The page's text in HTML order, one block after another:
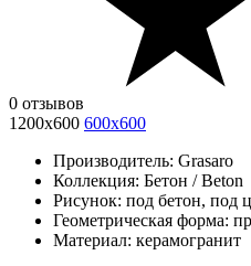
0 отзывов
1200x600 600x600
Производитель: Grasaro
Коллекция: Бетон / Beton
Рисунок: под бетон, под
Геометрическая форма:
Материал: керамогранит